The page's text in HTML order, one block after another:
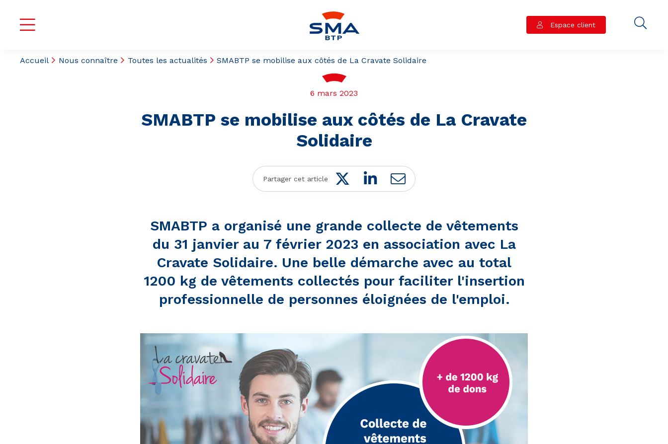
Espace client
Accueil Nous connaître Toutes les actualités SMABTP se mobilise aux côtés de La Cravate Solidaire
6 mars 2023
SMABTP se mobilise aux côtés de La Cravate
Solidaire
Partager cet article Twitter
LinkedIn
Mail
SMABTP a organisé une grande collecte de vêtements
du 31 janvier au 7 février 2023 en association avec La
Cravate Solidaire. Une belle démarche avec au total
1200 kg de vêtements collectés pour faciliter l'insertion
professionnelle de personnes éloignées de l'emploi.